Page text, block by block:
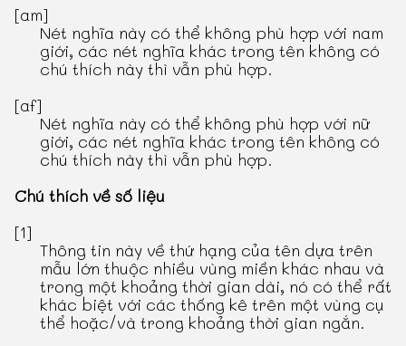
[am]
Nét nghĩa này có thể không phù hợp với nam
giới, các nét nghĩa khác trong tên không có
chú thích này thì vẫn phù hợp.
[af]
Nét nghĩa này có thể không phù hợp với nữ
giới, các nét nghĩa khác trong tên không có
chú thích này thì vẫn phù hợp.
Chú thích về số liệu
[1]
Thông tin này về thứ hạng của tên dựa trên
mẫu lớn thuộc nhiều vùng miền khác nhau và
trong một khoảng thời gian dài, nó có thể rất
khác biệt với các thống kê trên một vùng cụ
thể hoặc/và trong khoảng thời gian ngắn.